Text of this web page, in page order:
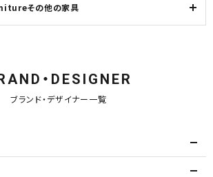
その他の家具
・DESIGNER
ブランド・デザイナー一覧